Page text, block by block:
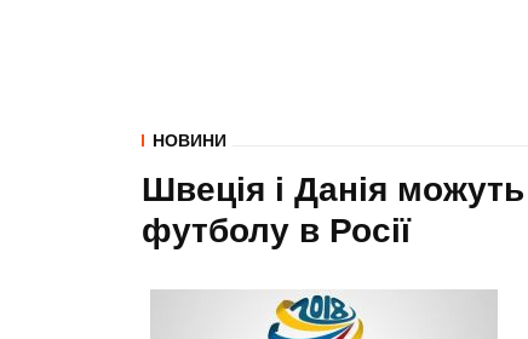
НОВИНИ
Швеція і Данія
футболу в Росії